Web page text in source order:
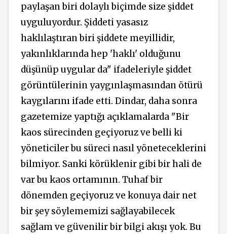
paylaşan biri dolaylı biçimde size şiddet
uyguluyordur. Şiddeti yasasız
haklılaştıran biri şiddete meyillidir,
yakınlıklarında hep 'haklı' olduğunu
düşünüp uygular da" ifadeleriyle şiddet
görüntülerinin yaygınlaşmasından ötürü
kaygılarını ifade etti. Dindar, daha sonra
gazetemize yaptığı açıklamalarda "Bir
kaos sürecinden geçiyoruz ve belli ki
yöneticiler bu süreci nasıl yöneteceklerini
bilmiyor. Sanki körüklenir gibi bir hali de
var bu kaos ortamının. Tuhaf bir
dönemden geçiyoruz ve konuya dair net
bir şey söylememizi sağlayabilecek
sağlam ve güvenilir bir bilgi akışı yok. Bu